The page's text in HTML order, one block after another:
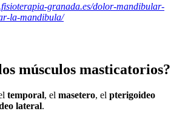
granada.es/dolor-mandibular-
la-mandibula/
músculos masticatorios?
temporal, el masetero, el pterigoideo
lateral.